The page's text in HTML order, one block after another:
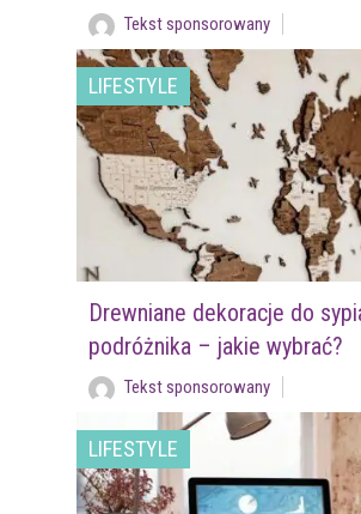
Tekst sponsorowany
LIFESTYLE
Drewniane dekoracje do
podróżnika – jakie wybrać?
Tekst sponsorowany
LIFESTYLE